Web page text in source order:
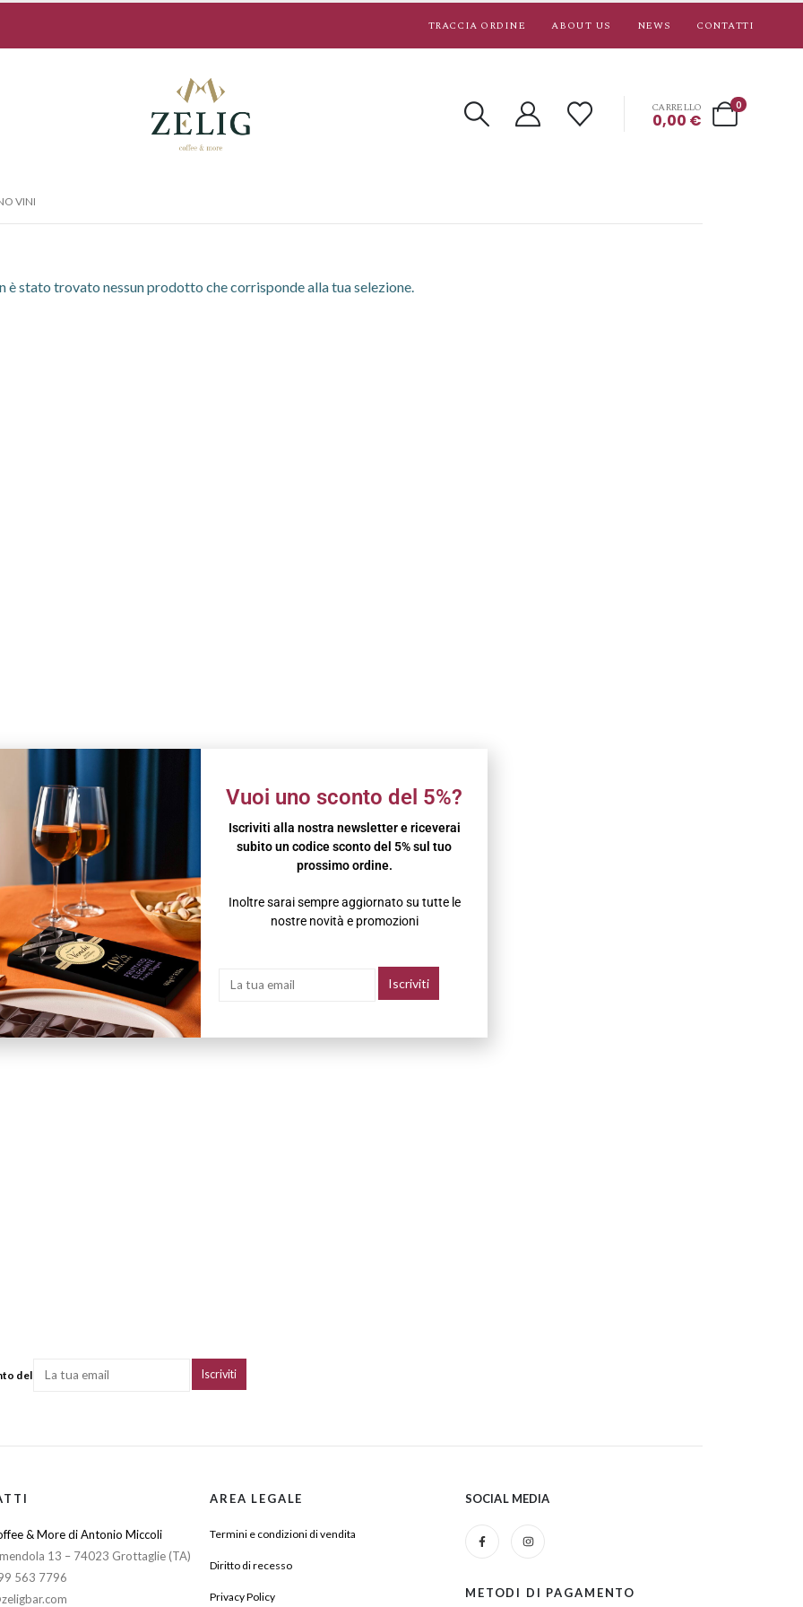
TRACCIA ORDINE ABOUT US NEWS CONTATTI
0
CARRELLO
0,00 €
VINI
è stato trovato nessun prodotto che corrisponde alla tua selezione.
del
& More di Antonio Miccoli
13 – 74023 Grottaglie (TA)
563 7796
AREA LEGALE
Termini e condizioni di vendita
Diritto di recesso
Privacy Policy
SOCIAL MEDIA
METODI DI PAGAMENTO
Vuoi uno sconto del 5%?
Iscriviti alla nostra newsletter e riceverai
subito un codice sconto del 5% sul tuo
prossimo ordine.
Inoltre sarai sempre aggiornato su tutte le
nostre novità e promozioni